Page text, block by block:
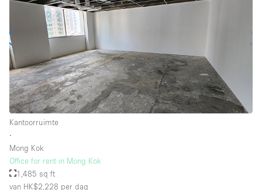
Kantoorruimte
∙
Mong Kok
Office for rent in Mong Kok
1,485 sq ft
van HK$2,228 per dag